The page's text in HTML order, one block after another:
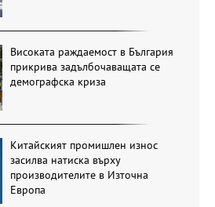
Високата раждаемост в България
прикрива задълбочаващата се
демографска криза
Китайският промишлен износ
засилва натиска върху
производителите в Източна
Европа